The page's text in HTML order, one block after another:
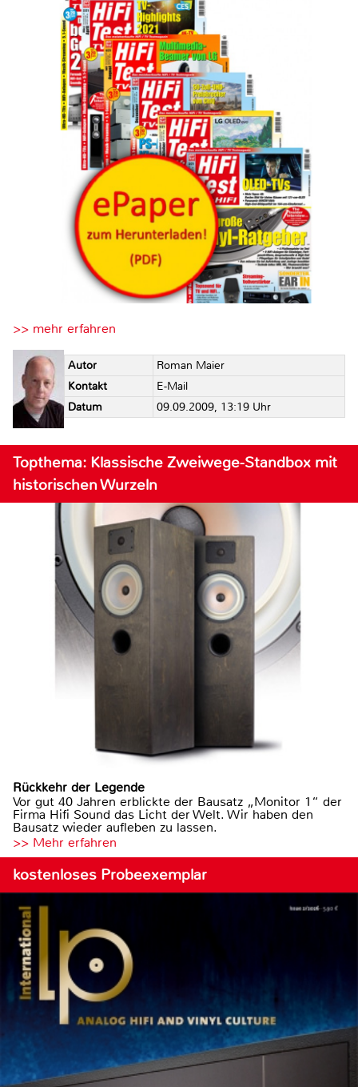
>> mehr erfahren
Autor
Roman Maier
Kontakt
E-Mail
Datum
09.09.2009, 13:19 Uhr
Topthema: Klassische Zweiwege-Standbox mit
historischen Wurzeln
Rückkehr der Legende
Vor gut 40 Jahren erblickte der Bausatz „Monitor 1“ der
Firma Hifi Sound das Licht der Welt. Wir haben den
Bausatz wieder aufleben zu lassen.
>> Mehr erfahren
kostenloses Probeexemplar